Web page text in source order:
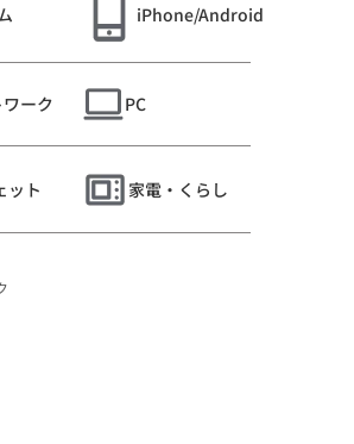
iPhone/Android
ーク PC
ット 家電・くらし